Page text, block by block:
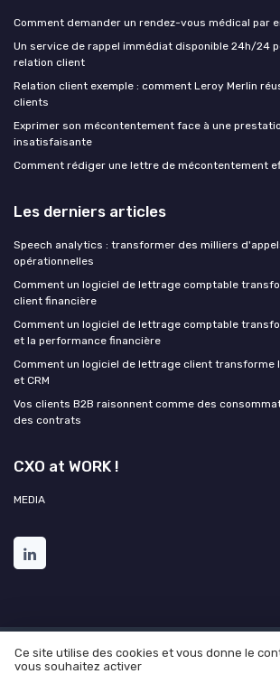
Comment demander un rendez-vous médical par
Un service de rappel immédiat disponible 24h/24
relation client
Relation client exemple : comment Leroy Merlin
clients
Exprimer son mécontentement face à une
insatisfaisante
Comment rédiger une lettre de mécontentement
Les derniers articles
Speech analytics : transformer des milliers
opérationnelles
Comment un logiciel de lettrage comptable
client financière
Comment un logiciel de lettrage comptable
et la performance financière
Comment un logiciel de lettrage client transforme
et CRM
Vos clients B2B raisonnent comme des
des contrats
CXO at WORK !
MEDIA
Mentions légales Politique de
Ce site utilise des cookies et vous donne le
vous souhaitez activer